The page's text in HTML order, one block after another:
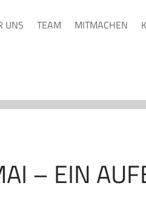
UNS TEAM MITMACHEN
– EIN